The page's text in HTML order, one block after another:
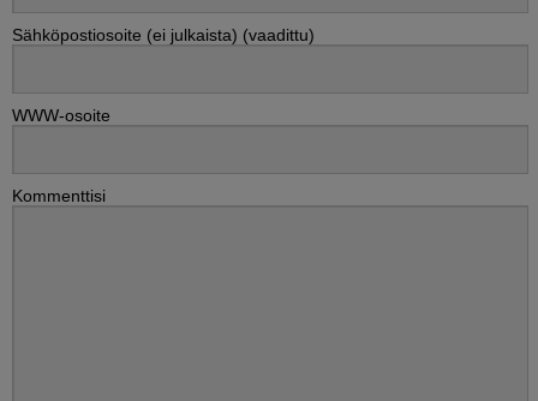
Sähköpostiosoite (ei julkaista) (vaadittu)
WWW-osoite
Kommenttisi